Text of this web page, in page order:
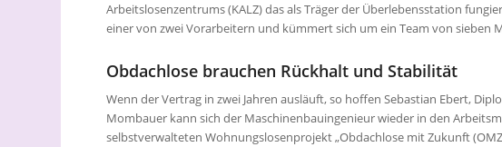
Arbeitslosenzentrums (KALZ) das als Träger der Überlebensstation
einer von zwei Vorarbeitern und kümmert sich um ein Team von sieben
Obdachlose brauchen Rückhalt und Stabilität
Wenn der Vertrag in zwei Jahren ausläuft, so hoffen Sebastian Ebert,
Mombauer kann sich der Maschinenbauingenieur wieder in den
selbstverwalteten Wohnungslosenprojekt „Obdachlose mit Zukunft